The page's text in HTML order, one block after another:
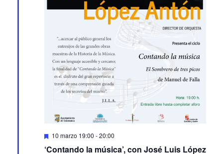
Featured
10 marzo 19:00-20:00
‘Contando la música’, con José Luis López
Antón. Salamanca